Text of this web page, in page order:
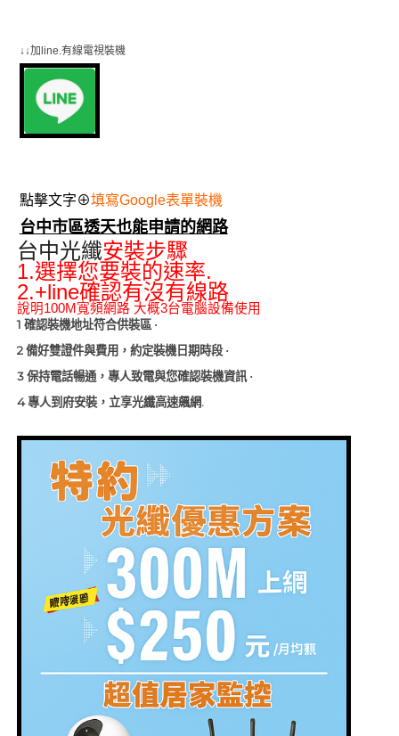
↓↓加line.有線電視裝機
點擊文字⊕填寫Google表單裝機
台中市區透天也能申請的網路
台中光纖安裝步驟
1.選擇您要裝的速率.
2.+line確認有沒有線路
說明100M寬頻網路 大概3台電腦設備使用
1 確認裝機地址符合供裝區 ·
2 備好雙證件與費用，約定裝機日期時段 ·
3 保持電話暢通，專人致電與您確認裝機資訊 ·
4專人到府安裝，立享光纖高速飆網.